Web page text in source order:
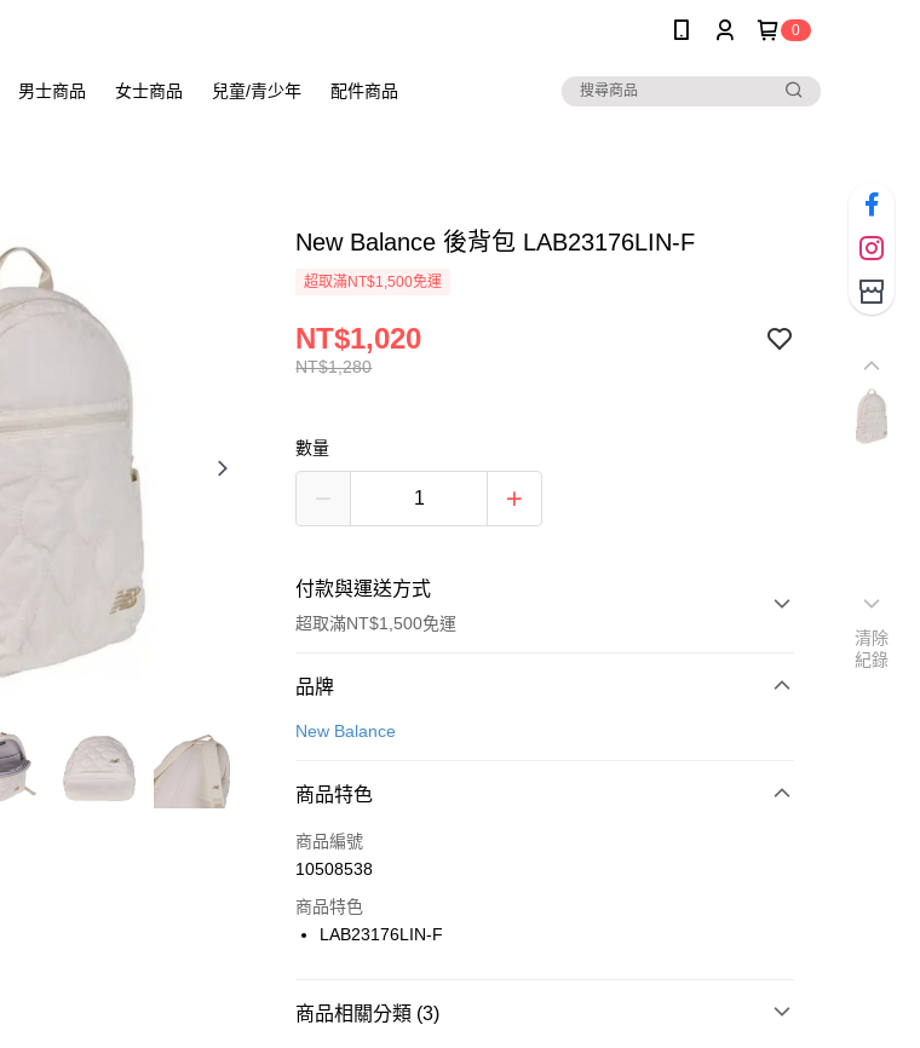
0
男士商品 女士商品 兒童/青少年 配件商品
New Balance 後背包 LAB23176LIN-F
超取滿NT$1,500免運
NT$1,280
NT$1,020
數量
付款與運送方式
超取滿NT$1,500免運
付款方式
信用卡一次付款
合作金庫商業銀行
華南商業銀行
上海商業儲蓄銀行
國泰世華商業銀行
聯邦商業銀行
LINE Pay
Apple Pay
品牌
New Balance
商品特色
商品編號
10508538
商品特色
LAB23176LIN-F
商品相關分類 (3)
清除
紀錄